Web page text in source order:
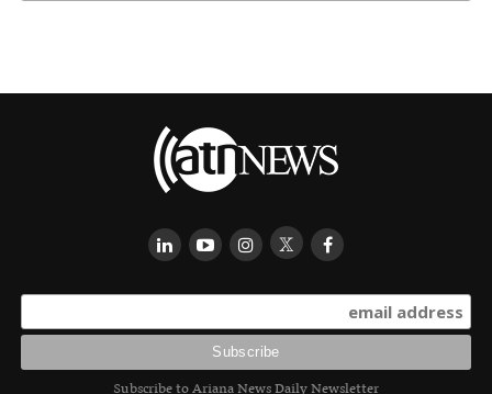
Subscribe to Ariana News Daily Newsletter